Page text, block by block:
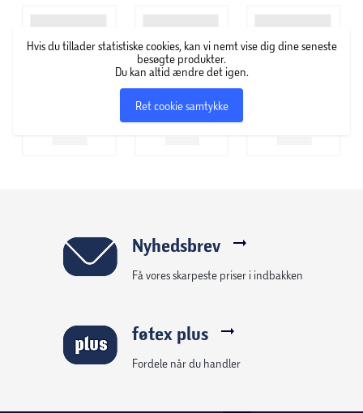
Hvis du tillader statistiske cookies, kan vi nemt vise dig dine seneste
besøgte produkter.
Du kan altid ændre det igen.
Ret cookie samtykke
Nyhedsbrev
Få vores skarpeste priser i indbakken
føtex plus
Fordele når du handler